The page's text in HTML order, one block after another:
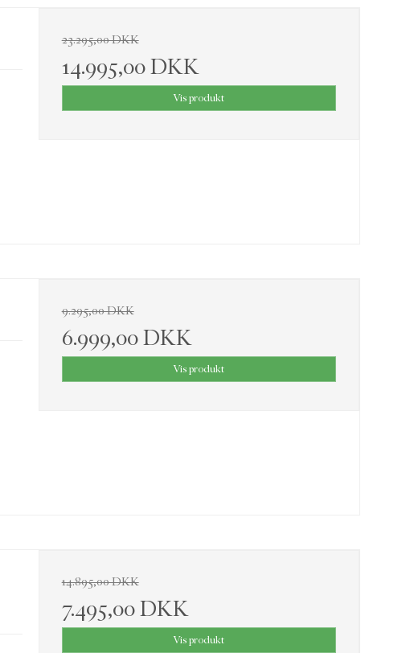
23.295,00 DKK
14.995,00 DKK
Vis produkt
9.295,00 DKK
6.999,00 DKK
Vis produkt
14.895,00 DKK
7.495,00 DKK
Vis produkt